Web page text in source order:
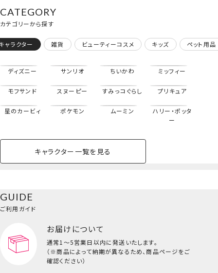
CATEGORY
カテゴリーから探す
ャラクター 雑貨 ビューティーコスメ キッズ ペット用品
ディズニー サンリオ ちいかわ ミッフィー
モフサンド スヌーピー すみっコぐらし プリキュア
星のカービィ ポケモン ムーミン
ハリー・ポッタ
ー
キャラクター一覧を見る
イクアップ
ビューティーコスメ一覧を見る
バッグ・タオル・
小物
キッズ一覧を見る
GUIDE
ご利用ガイド
お届けについて
通常1～5営業日以内に発送いたします。
（※商品によって納期が異なるため、商品ページをご
確認ください）